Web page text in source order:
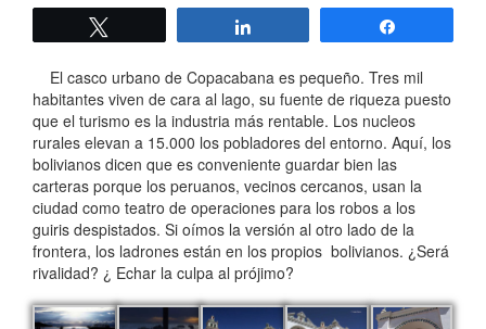
El casco urbano de Copacabana es pequeño. Tres mil
habitantes viven de cara al lago, su fuente de riqueza puesto
que el turismo es la industria más rentable. Los nucleos
rurales elevan a 15.000 los pobladores del entorno. Aquí, los
bolivianos dicen que es conveniente guardar bien las
carteras porque los peruanos, vecinos cercanos, usan la
ciudad como teatro de operaciones para los robos a los
guiris despistados. Si oímos la versión al otro lado de la
frontera, los ladrones están en los propios bolivianos. ¿Será
rivalidad? ¿ Echar la culpa al prójimo?